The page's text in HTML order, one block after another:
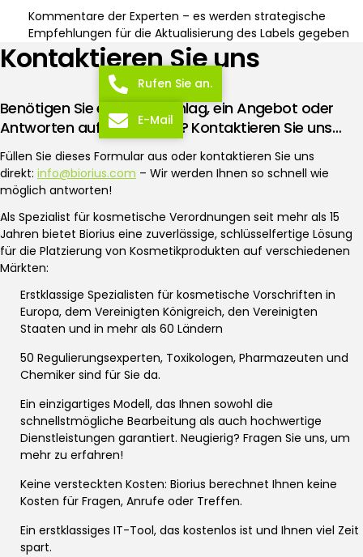
Kommentare der Experten – es werden strategische
Empfehlungen für die Aktualisierung des Labels gegeben
Kontaktieren Sie uns
Benötigen Sie einen Ratschlag, ein Angebot oder
Antworten auf Ihre Fragen? Kontaktieren Sie uns…
Füllen Sie dieses Formular aus oder kontaktieren Sie uns
direkt: info@biorius.com – Wir werden Ihnen so schnell wie
möglich antworten!
Als Spezialist für kosmetische Verordnungen seit mehr als 15
Jahren bietet Biorius eine zuverlässige, schlüsselfertige Lösung
für die Platzierung von Kosmetikprodukten auf verschiedenen
Märkten:
Erstklassige Spezialisten für kosmetische Vorschriften in
Europa, dem Vereinigten Königreich, den Vereinigten
Staaten und in mehr als 60 Ländern
50 Regulierungsexperten, Toxikologen, Pharmazeuten und
Chemiker sind für Sie da.
Ein einzigartiges Modell, das Ihnen sowohl die
schnellstmögliche Bearbeitung als auch hochwertige
Dienstleistungen garantiert. Neugierig? Fragen Sie uns, um
mehr zu erfahren!
Keine versteckten Kosten: Biorius berechnet Ihnen keine
Kosten für Fragen, Anrufe oder Treffen.
Ein erstklassiges IT-Tool, das kostenlos ist und Ihnen viel Zeit
spart.
Rufen Sie an.
E-Mail